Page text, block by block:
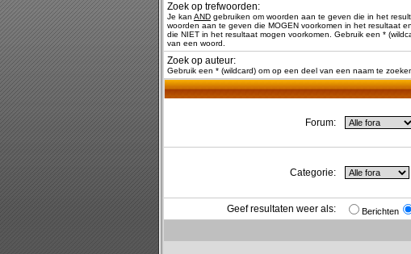
Zoek op trefwoorden:
Je kan AND gebruiken om woorden aan te geven die in het
woorden aan te geven die MOGEN voorkomen in het resultaat en
die NIET in het resultaat mogen voorkomen. Gebruik een *
van een woord.
Zoek op auteur:
Gebruik een * (wildcard) om op een deel van een naam te
Forum:
Categorie:
Geef resultaten weer als: Berichten